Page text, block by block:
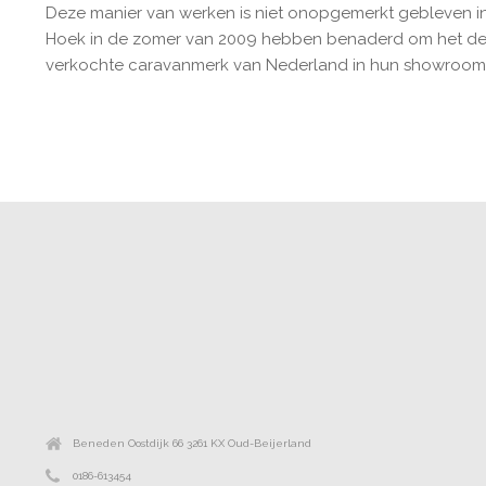
Deze manier van werken is niet onopgemerkt
Hoek in de zomer van 2009 hebben benaderd om het
verkochte caravanmerk van Nederland in hun
Beneden Oostdijk 66 3261 KX Oud-Beijerland
0186-613454